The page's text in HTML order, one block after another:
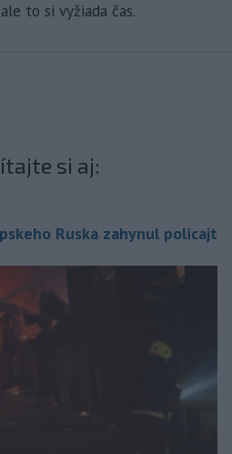
to si vyžiada čas.
si aj:
Ruska zahynul policajt